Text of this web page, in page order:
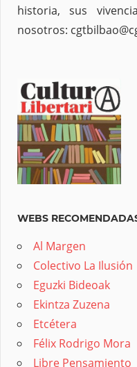
historia, sus
nosotros:
WEBS
Al Margen
Colectivo La Ilusión
Eguzki Bideoak
Ekintza Zuzena
Etcétera
Félix Rodrigo Mora
Libre Pensamiento